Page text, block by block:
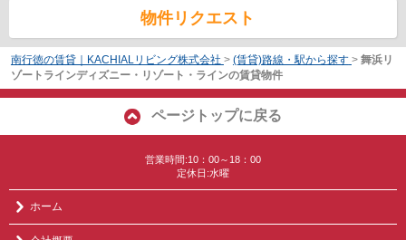
物件リクエスト
南行徳の賃貸｜KACHIALリビング株式会社 > (賃貸)路線・駅から探す > 舞浜リ
ゾートラインディズニー・リゾート・ラインの賃貸物件
ページトップに戻る
営業時間:10：00～18：00
定休日:水曜
ホーム